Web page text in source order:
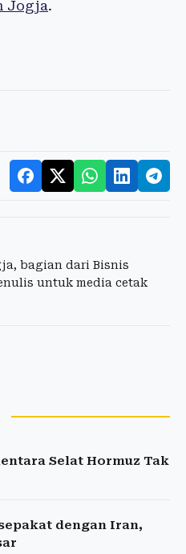
Jogja.
bagian dari Bisnis
untuk media cetak
Selat Hormuz Tak
dengan Iran,